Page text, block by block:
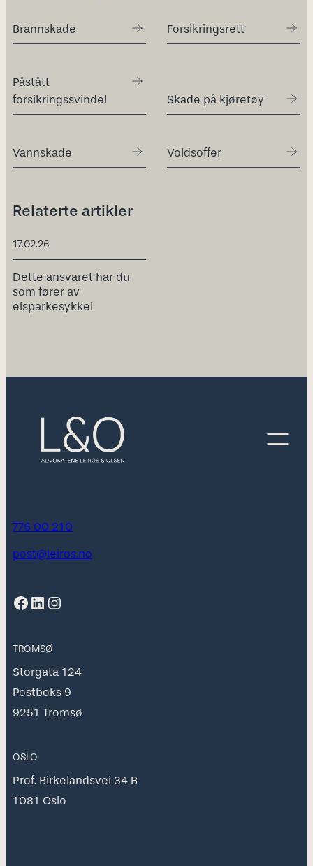
Brannskade Forsikringsrett
Påstått
forsikringssvindel
Skade på kjøretøy
Vannskade Voldsoffer
Relaterte artikler
17.02.26
Dette ansvaret har du
som fører av
elsparkesykkel
776 00 210
post@leiros.no
Facebook LinkedIn Instagram
TROMSØ
Storgata 124
Postboks 9
9251 Tromsø
OSLO
Prof. Birkelandsvei 34 B
1081 Oslo